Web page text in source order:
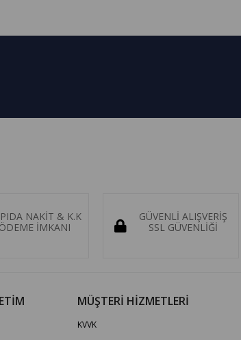
NAKİT & K.K
ÖDEME İMKANI
GÜVENLİ ALIŞVERİŞ
SSL GÜVENLİĞİ
MÜŞTERİ HİZMETLERİ
KVVK